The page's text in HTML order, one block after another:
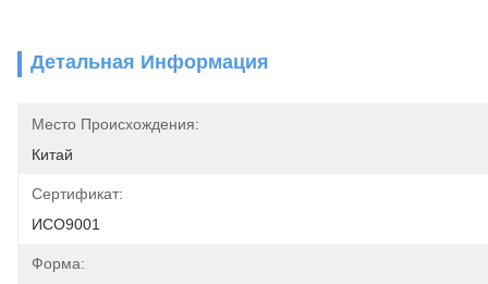
Детальная Информация
Место Происхождения:
Китай
Сертификат:
ИСО9001
Форма: